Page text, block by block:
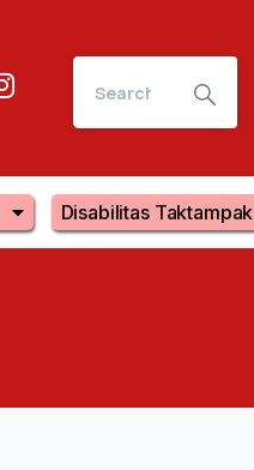
Disabilitas Taktampak